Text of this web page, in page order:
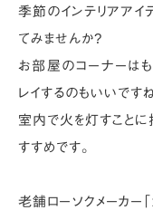
季節のインテリアアイ
てみませんか?
お部屋のコーナーはも
レイするのもいいです
室内で火を灯すことに
すすめです。
老舗ローソクメーカー